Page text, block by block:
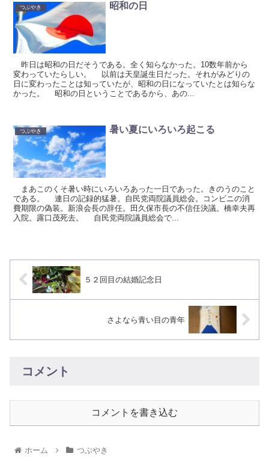
つぶやき 昭和の日
昨日は昭和の日だそうである。全く知らなかった。10数年前から
変わっていたらしい。 以前は天皇誕生日だった。それがみどりの
日に変わったことは知っていたが、昭和の日になっていたとは知らな
かった。 昭和の日ということであるから、あの...
つぶやき 暑い夏にいろいろ起こる
まあこのくそ暑い時にいろいろあった一日であった。きのうのこと
である。 連日の記録的猛暑。自民党両院議員総会。コンビニの消
費期限の偽装。新浪会長の辞任。田久保市長の不信任決議。橋幸夫再
入院。露口茂死去。 自民党両院議員総会で...
５２回目の結婚記念日
さよなら青い目の青年
コメント
コメントを書き込む
ホーム つぶやき